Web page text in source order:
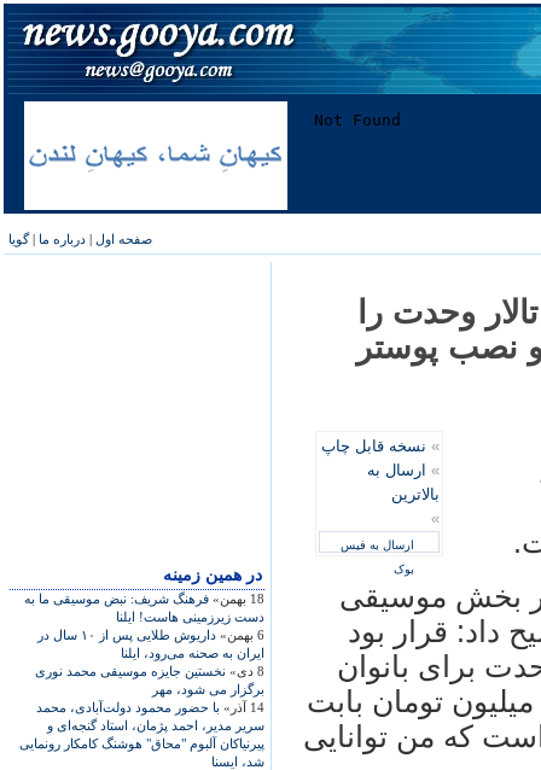
صفحه اول | درباره ما |گویا
در همين زمينه
18 بهمن»
فرهنگ شريف: نبض موسيقی ما به
دست زيرزمينی هاست! ايلنا
6 بهمن»
داريوش طلايی پس از ۱۰ سال در
ايران به صحنه می‌رود، ايلنا
8 دی»
نخستين جايزه موسيقی محمد نوری
برگزار می شود، مهر
14 آذر»
با حضور محمود دولت‌آبادی، محمد
سرير مدير، احمد پژمان، استاد گنجه‌ای و
پيرنياکان آلبوم "محاق" هوشنگ کامکار رونمايی
شد، ايسنا
وحدت را
و نصب پوستر
» نسخه قابل چاپ
» ارسال به
بالاترین
»
ارسال به فیس
بوک
بخش موسيقی
داد: قرار بود
برای بانوان
اجرا کنم، اما متوجه شدم بايد بيش از ۵ ميليون تومان بابت
که من توانايی